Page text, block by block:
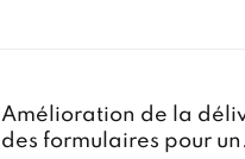
Amélioration de la
des formulaires pour un